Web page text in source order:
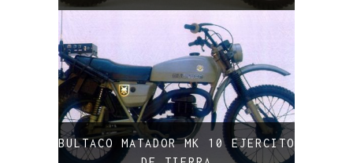
BULTACO MATADOR MK 10 EJERCITO